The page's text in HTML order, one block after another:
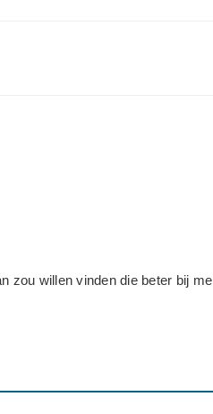
zou willen vinden die beter bij me